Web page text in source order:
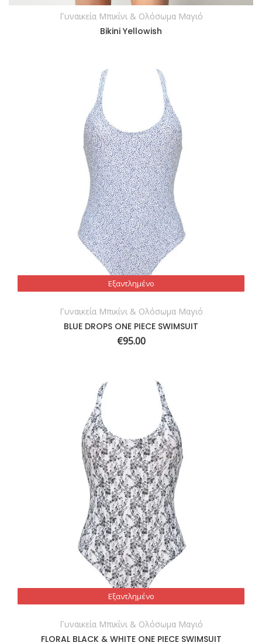
ΔΙΑΒΆΣΤΕ ΠΕΡΙΣΣΌΤΕΡΑ
Γυναικεία Μπικίνι & Ολόσωμα Μαγιό
Bikini Yellowish
Εξαντλημένο
Εξαντλημένο
Γυναικεία Μπικίνι & Ολόσωμα Μαγιό
BLUE DROPS ONE PIECE SWIMSUIT
€95.00
Εξαντλημένο
Εξαντλημένο
Γυναικεία Μπικίνι & Ολόσωμα Μαγιό
FLORAL BLACK & WHITE ONE PIECE SWIMSUIT